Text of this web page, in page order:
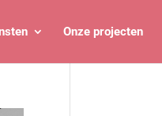
Onze projecten